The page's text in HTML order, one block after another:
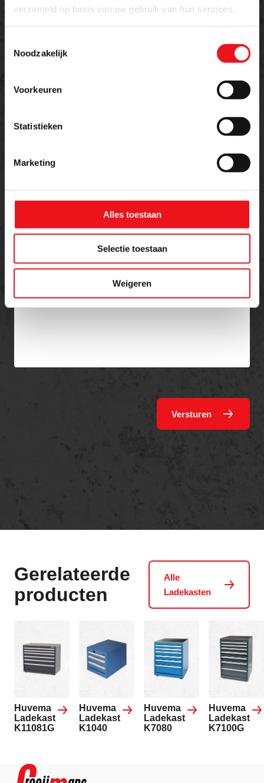
verzameld op basis van uw gebruik van hun services.
Noodzakelijk
Voorkeuren
Statistieken
Marketing
Alles toestaan
Selectie toestaan
Weigeren
Meer weten over dit product of een offerte
Bericht
Versturen
Gerelateerde
producten
Alle
Ladekasten
Huvema
Ladekast
K11081G
Huvema
Ladekast
K1040
Huvema
Ladekast
K7080
Huvema
Ladekast
K7100G